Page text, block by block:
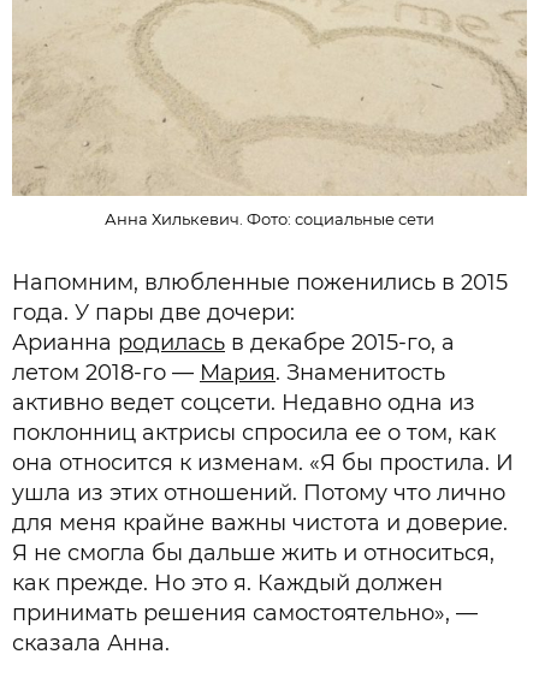
Анна Хилькевич. Фото: социальные сети
Напомним, влюбленные поженились в 2015
года. У пары две дочери:
Арианна родилась в декабре 2015-го, а
летом 2018-го — Мария. Знаменитость
активно ведет соцсети. Недавно одна из
поклонниц актрисы спросила ее о том, как
она относится к изменам. «Я бы простила. И
ушла из этих отношений. Потому что лично
для меня крайне важны чистота и доверие.
Я не смогла бы дальше жить и относиться,
как прежде. Но это я. Каждый должен
принимать решения самостоятельно», —
сказала Анна.